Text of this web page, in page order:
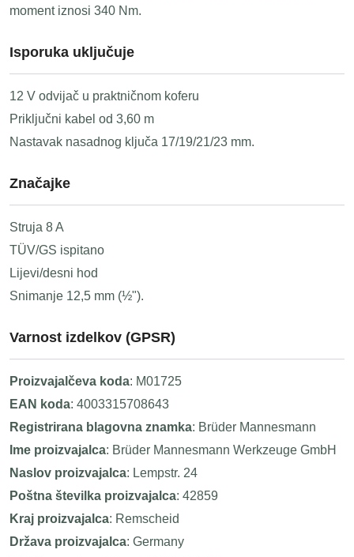
moment iznosi 340 Nm.
Isporuka uključuje
12 V odvijač u praktničnom koferu
Priključni kabel od 3,60 m
Nastavak nasadnog ključa 17/19/21/23 mm.
Značajke
Struja 8 A
TÜV/GS ispitano
Lijevi/desni hod
Snimanje 12,5 mm (½").
Varnost izdelkov (GPSR)
Proizvajalčeva koda: M01725
EAN koda: 4003315708643
Registrirana blagovna znamka: Brüder Mannesmann
Ime proizvajalca: Brüder Mannesmann Werkzeuge GmbH
Naslov proizvajalca: Lempstr. 24
Poštna številka proizvajalca: 42859
Kraj proizvajalca: Remscheid
Država proizvajalca: Germany